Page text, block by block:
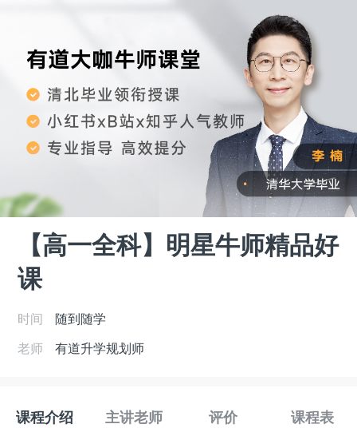
【高一全科】明星牛师精品好
课
时间
随到随学
老师
有道升学规划师
课程介绍 主讲老师 评价 课程表